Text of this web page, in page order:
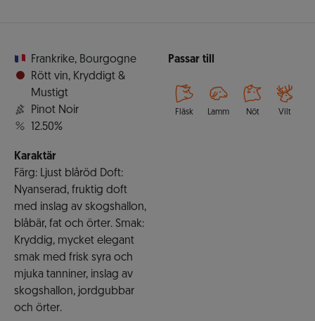
Frankrike, Bourgogne
Rött vin, Kryddigt &
Mustigt
Pinot Noir
12.50%
Karaktär
Färg: Ljust blåröd Doft:
Nyanserad, fruktig doft
med inslag av skogshallon,
blåbär, fat och örter. Smak:
Kryddig, mycket elegant
smak med frisk syra och
mjuka tanniner, inslag av
skogshallon, jordgubbar
och örter.
Passar till
Fläsk Lamm Nöt Vilt